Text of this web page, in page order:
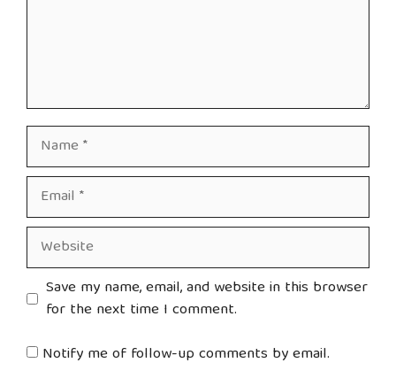
Name
Email
Website
Save my name, email, and website in this browser
for the next time I comment.
Notify me of follow-up comments by email.